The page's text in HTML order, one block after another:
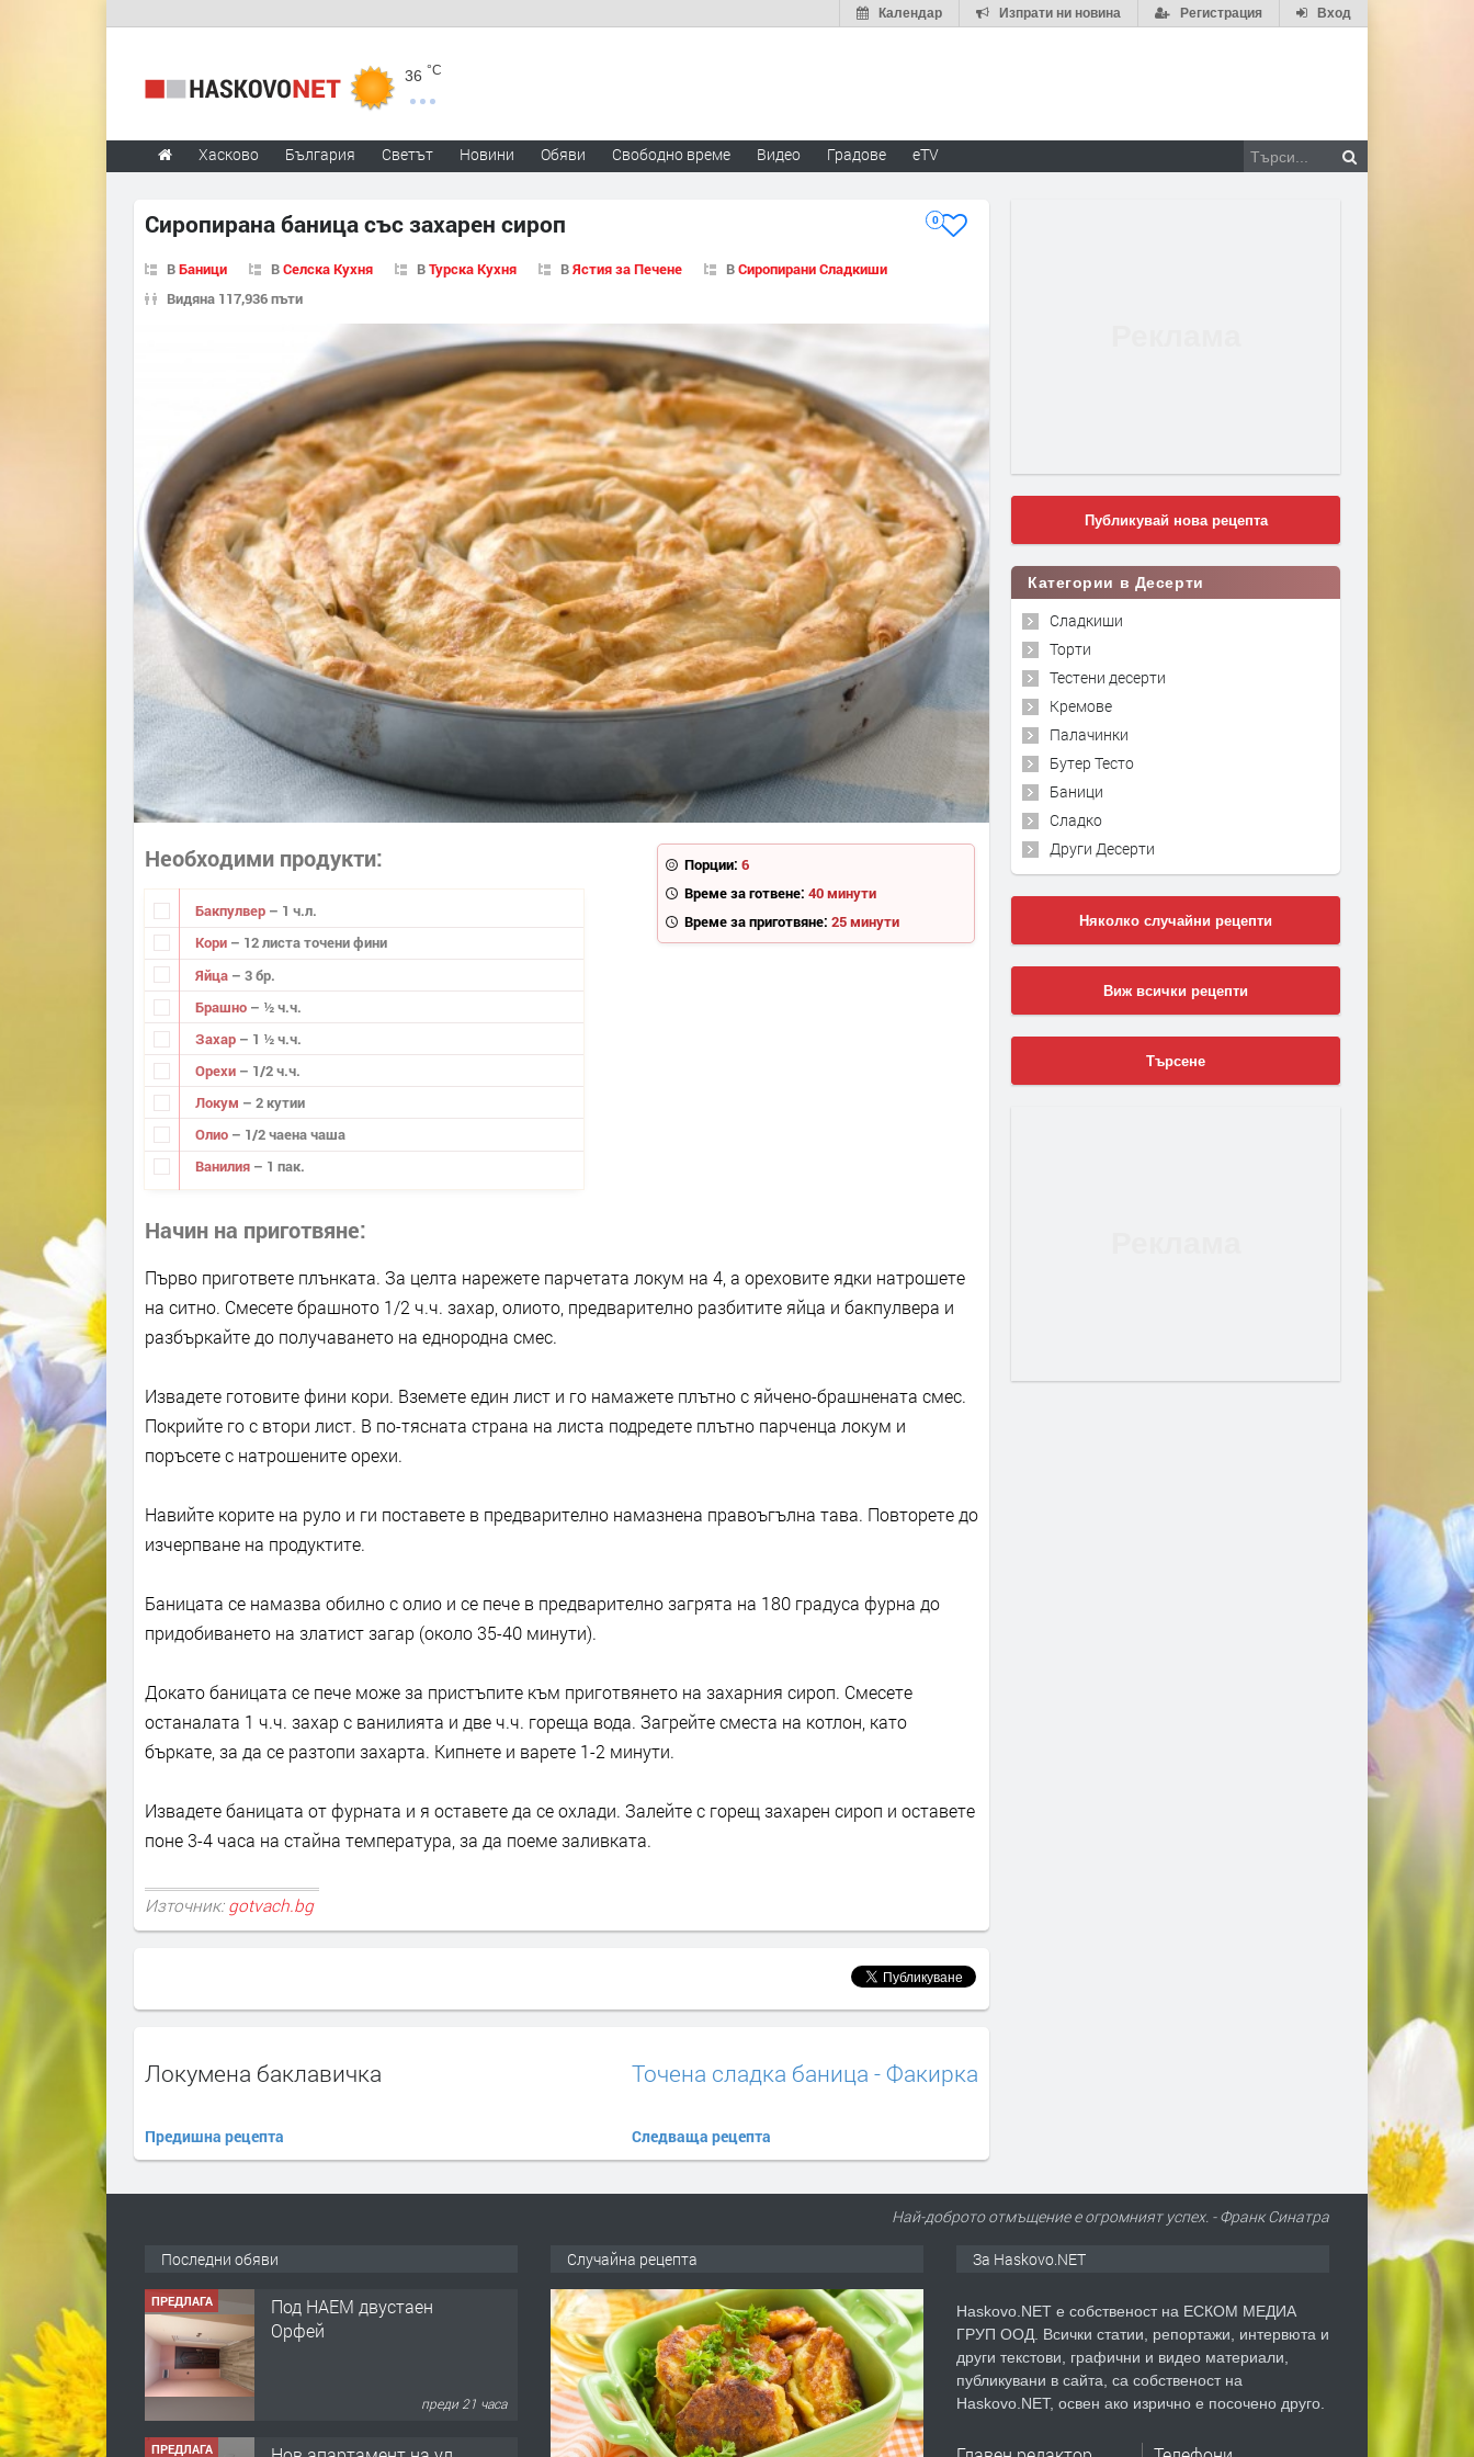
Вход
Регистрация
Изпрати ни новина
Календар
36 °C
Хасково България Светът Новини Обяви Свободно време Видео Градове eTV
Сиропирана баница със захарен сироп 0
ВБаници ВСелска Кухня ВТурска Кухня ВЯстия за Печене ВСиропирани Сладкиши
Видяна 117,936 пъти
Порции: 6
Време за готвене: 40 минути
Време за приготвяне: 25 минути
Необходими продукти
Бакпулвер – 1 ч.л.
Кори – 12 листа точени фини
Яйца – 3 бр.
Брашно – ½ ч.ч.
Захар – 1 ½ ч.ч.
Орехи – 1/2 ч.ч.
Локум – 2 кутии
Олио – 1/2 чаена чаша
Ванилия – 1 пак.
Начин на приготвяне
Първо пригответе плънката. За целта нарежете парчетата локум на 4, а ореховите ядки натрошете
на ситно. Смесете брашното 1/2 ч.ч. захар, олиото, предварително разбитите яйца и бакпулвера и
разбъркайте до получаването на еднородна смес.
Извадете готовите фини кори. Вземете един лист и го намажете плътно с яйчено-брашнената смес.
Покрийте го с втори лист. В по-тясната страна на листа подредете плътно парченца локум и
поръсете с натрошените орехи.
Навийте корите на руло и ги поставете в предварително намазнена правоъгълна тава. Повторете до
изчерпване на продуктите.
Баницата се намазва обилно с олио и се пече в предварително загрята на 180 градуса фурна до
придобиването на златист загар (около 35-40 минути).
Докато баницата се пече може за пристъпите към приготвянето на захарния сироп. Смесете
останалата 1 ч.ч. захар с ванилията и две ч.ч. гореща вода. Загрейте сместа на котлон, като
бъркате, за да се разтопи захарта. Кипнете и варете 1-2 минути.
Извадете баницата от фурната и я оставете да се охлади. Залейте с горещ захарен сироп и оставете
поне 3-4 часа на стайна температура, за да поеме заливката.
Източник: gotvach.bg
Локумена баклавичка
Предишна рецепта
Точена сладка баница - Факирка
Следваща рецепта
Публикувай нова рецепта
Категории в Десерти
Сладкиши
Торти
Тестени десерти
Кремове
Палачинки
Бутер Тесто
Баници
Сладко
Други Десерти
Няколко случайни рецепти
Виж всички рецепти
Търсене
Най-доброто отмъщение е огромният успех. - Франк Синатра
Последни обяви
ПРЕДЛАГА
Под НАЕМ двустаен
Орфей
преди 21 часа
ПРЕДЛАГА
Случайна рецепта За Haskovo.NET
Haskovo.NET е собственост на ЕСКОМ МЕДИА
ГРУП ООД. Всички статии, репортажи, интервюта и
други текстови, графични и видео материали,
публикувани в сайта, са собственост на
Haskovo.NET, освен ако изрично е посочено друго.